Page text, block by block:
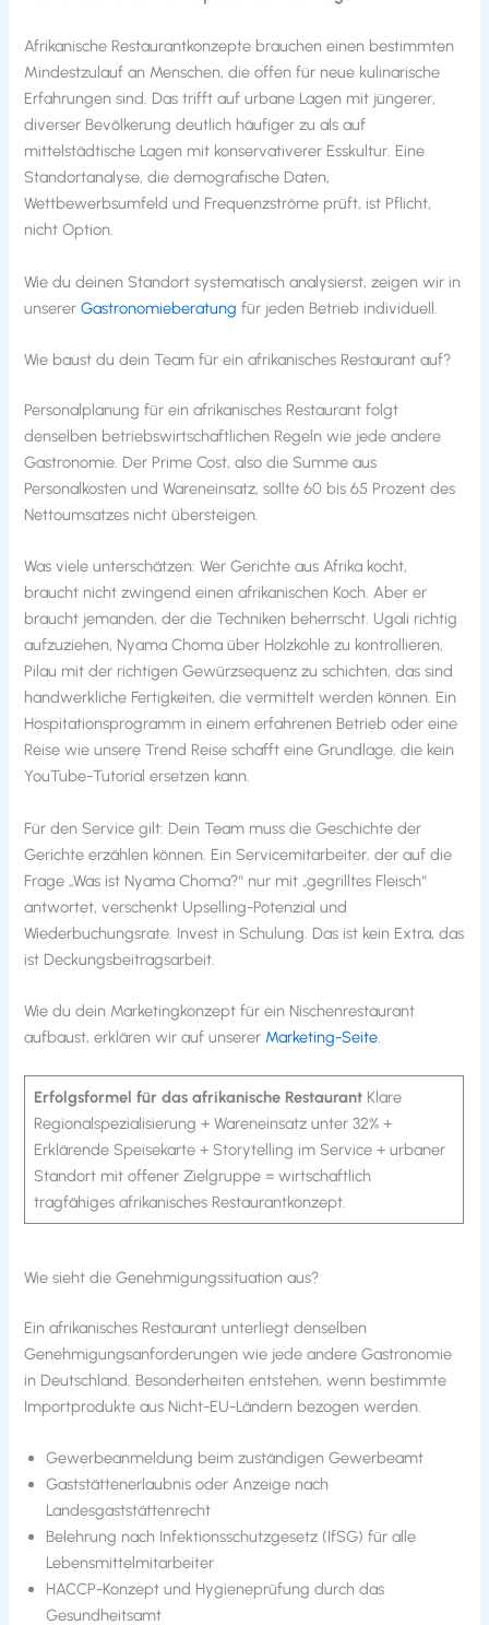
Afrikanische Restaurantkonzepte brauchen einen bestimmten
Mindestzulauf an Menschen, die offen für neue kulinarische
Erfahrungen sind. Das trifft auf urbane Lagen mit jüngerer,
diverser Bevölkerung deutlich häufiger zu als auf
mittelstädtische Lagen mit konservativerer Esskultur. Eine
Standortanalyse, die demografische Daten,
Wettbewerbsumfeld und Frequenzströme prüft, ist Pflicht,
nicht Option.
Wie du deinen Standort systematisch analysierst, zeigen wir in
unsererGastronomieberatung für jeden Betrieb individuell.
Wie baust du dein Team für ein afrikanisches Restaurant auf?
Personalplanung für ein afrikanisches Restaurant folgt
denselben betriebswirtschaftlichen Regeln wie jede andere
Gastronomie. Der Prime Cost, also die Summe aus
Personalkosten und Wareneinsatz, sollte 60 bis 65 Prozent des
Nettoumsatzes nicht übersteigen.
Was viele unterschätzen: Wer Gerichte aus Afrika kocht,
braucht nicht zwingend einen afrikanischen Koch. Aber er
braucht jemanden, der die Techniken beherrscht. Ugali richtig
aufzuziehen, Nyama Choma über Holzkohle zu kontrollieren,
Pilau mit der richtigen Gewürzsequenz zu schichten, das sind
handwerkliche Fertigkeiten, die vermittelt werden können. Ein
Hospitationsprogramm in einem erfahrenen Betrieb oder eine
Reise wie unsere Trend Reise schafft eine Grundlage, die kein
YouTube-Tutorial ersetzen kann.
Für den Service gilt: Dein Team muss die Geschichte der
Gerichte erzählen können. Ein Servicemitarbeiter, der auf die
Frage „Was ist Nyama Choma?“ nur mit „gegrilltes Fleisch“
antwortet, verschenkt Upselling-Potenzial und
Wiederbuchungsrate. Invest in Schulung. Das ist kein Extra, das
ist Deckungsbeitragsarbeit.
Wie du dein Marketingkonzept für ein Nischenrestaurant
aufbaust, erklären wir auf unserer Marketing-Seite.
Erfolgsformel für das afrikanische RestaurantKlare
Regionalspezialisierung + Wareneinsatz unter 32% +
Erklärende Speisekarte + Storytelling im Service + urbaner
Standort mit offener Zielgruppe = wirtschaftlich
tragfähiges afrikanisches Restaurantkonzept.
Wie sieht die Genehmigungssituation aus?
Ein afrikanisches Restaurant unterliegt denselben
Genehmigungsanforderungen wie jede andere Gastronomie
in Deutschland. Besonderheiten entstehen, wenn bestimmte
Importprodukte aus Nicht-EU-Ländern bezogen werden.
Gewerbeanmeldung beim zuständigen Gewerbeamt
Gaststättenerlaubnis oder Anzeige nach
Landesgaststättenrecht
Belehrung nach Infektionsschutzgesetz (IfSG) für alle
Lebensmittelmitarbeiter
HACCP-Konzept und Hygieneprüfung durch das
Gesundheitsamt